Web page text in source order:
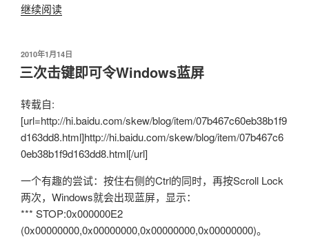
继续阅读
置
Debian
发
布
于
2010年1月14日
三次击键即可令Windows蓝屏
转载自:
[url=http://hi.baidu.com/skew/blog/item/07b467c60eb38b1f9
d163dd8.html]http://hi.baidu.com/skew/blog/item/07b467c6
0eb38b1f9d163dd8.html[/url]
一个有趣的尝试：按住右侧的Ctrl的同时，再按Scroll Lock
两次，Windows就会出现蓝屏，显示：
*** STOP:0x000000E2
(0x00000000,0x00000000,0x00000000,0x00000000)。